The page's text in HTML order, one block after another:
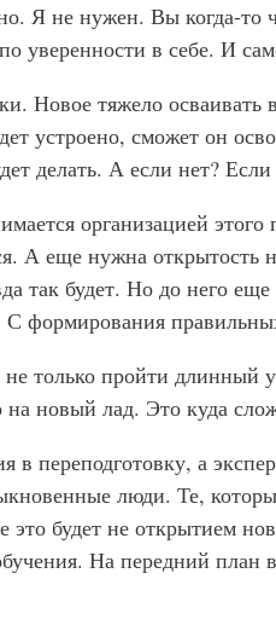
Я не нужен. Вы когда-
уверенности в себе. И
Новое тяжело
устроено, сможет он
делать. А если нет?
организацией
А еще нужна
будет. Но до него
С формирования
только пройти
новый лад. Это куда
переподготовку, а
люди. Те,
будет не открытием
На передний план